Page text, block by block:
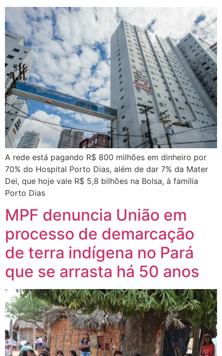
A rede está pagando R$ 800 milhões em dinheiro por
70% do Hospital Porto Dias, além de dar 7% da Mater
Dei, que hoje vale R$ 5,8 bilhões na Bolsa, à família
Porto Dias
MPF denuncia União em
processo de demarcação
de terra indígena no Pará
que se arrasta há 50 anos